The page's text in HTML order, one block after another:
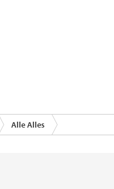
Alle Alles